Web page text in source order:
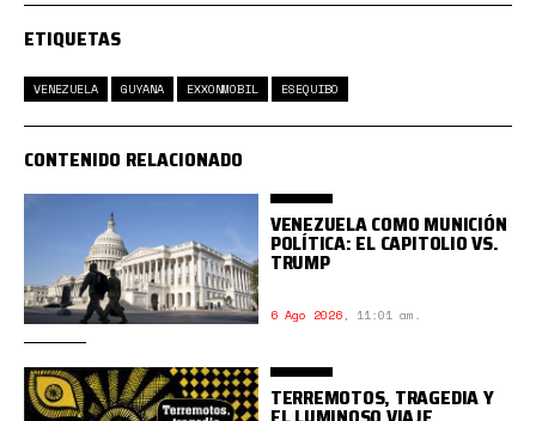
ETIQUETAS
VENEZUELA GUYANA EXXONMOBIL ESEQUIBO
CONTENIDO RELACIONADO
VENEZUELA COMO MUNICIÓN
POLÍTICA: EL CAPITOLIO VS.
TRUMP
6 Ago 2026, 11:01 am.
TERREMOTOS, TRAGEDIA Y